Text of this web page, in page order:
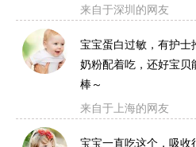
来自于深圳的网友
宝宝蛋白过敏，有护士
奶粉配着吃，还好宝贝
棒～
来自于上海的网友
宝宝一直吃这个，吸收